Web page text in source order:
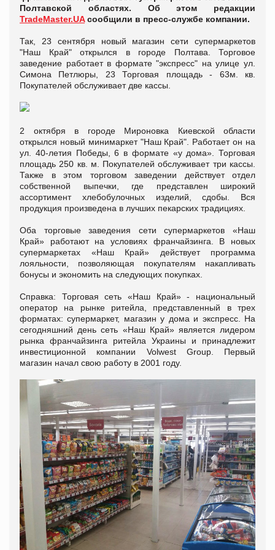
Полтавской областях. Об этом редакции
TradeMaster.UAсообщили в пресс-службе компании.
Так, 23 сентября новый магазин сети супермаркетов
"Наш Край" открылся в городе Полтава. Торговое
заведение работает в формате "экспресс" на улице ул.
Симона Петлюры, 23 Торговая площадь - 63м. кв.
Покупателей обслуживает две кассы.
2 октября в городе Мироновка Киевской области
открылся новый минимаркет "Наш Край". Работает он на
ул. 40-летия Победы, 6 в формате «у дома». Торговая
площадь 250 кв. м. Покупателей обслуживает три кассы.
Также в этом торговом заведении действует отдел
собственной выпечки, где представлен широкий
ассортимент хлебобулочных изделий, сдобы. Вся
продукция произведена в лучших пекарских традициях.
Оба торговые заведения сети супермаркетов «Наш
Край» работают на условиях франчайзинга. В новых
супермаркетах «Наш Край» действует программа
лояльности, позволяющая покупателям накапливать
бонусы и экономить на следующих покупках.
Справка: Торговая сеть «Наш Край» - национальный
оператор на рынке ритейла, представленный в трех
форматах: супермаркет, магазин у дома и экспресс. На
сегодняшний день сеть «Наш Край» является лидером
рынка франчайзинга ритейла Украины и принадлежит
инвестиционной компании Volwest Group. Первый
магазин начал свою работу в 2001 году.